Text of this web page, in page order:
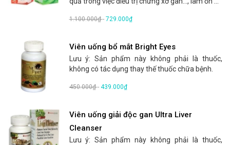
1.100.000₫- 729.000₫
Viên uống bổ mắt Bright Eyes
Lưu ý: Sản phẩm này không phải là thuốc,
không có tác dụng thay thế thuốc chữa bệnh.
450.000₫- 439.000₫
Viên uống giải độc gan Ultra Liver
Cleanser
Lưu ý: Sản phẩm này không phải là thuốc,